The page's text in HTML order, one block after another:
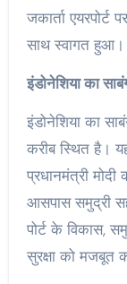
जकार्ता
साथ स्वागत हुआ।
इंडोनेशिया का
इंडोनेशिया का
करीब स्थित है।
प्रधानमंत्री मोदी
आसपास समुद्री
पोर्ट के विकास,
सुरक्षा को मजबूत